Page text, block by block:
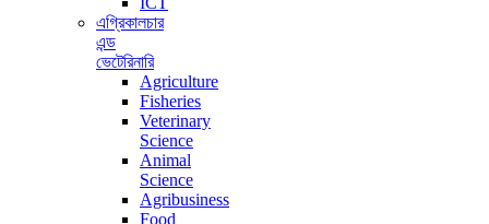
এগ্রিকালচার
এন্ড
ভেটেরিনারি
Agriculture
Fisheries
Veterinary
Science
Animal
Science
Agribusiness
Food